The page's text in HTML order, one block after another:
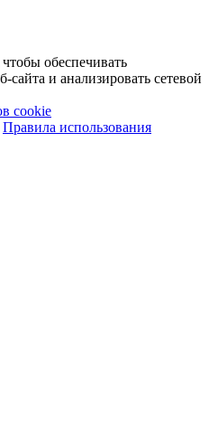
обеспечивать
и анализировать сетевой
cookie
Правила использования